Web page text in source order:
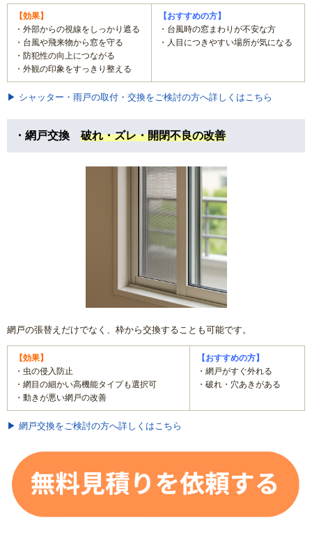
【効果】
・外部からの視線をしっかり遮る
・台風や飛来物から窓を守る
・防犯性の向上につながる
・外観の印象をすっきり整える
【おすすめの方】
・台風時の窓まわりが不安な方
・人目につきやすい場所が気になる
▶ シャッター・雨戸の取付・交換をご検討の方へ詳しくはこちら
・網戸交換 破れ・ズレ・開閉不良の改善
網戸の張替えだけでなく、枠から交換することも可能です。
【効果】
・虫の侵入防止
・網目の細かい高機能タイプも選択可
・動きが悪い網戸の改善
【おすすめの方】
・網戸がすぐ外れる
・破れ・穴あきがある
▶ 網戸交換をご検討の方へ詳しくはこちら